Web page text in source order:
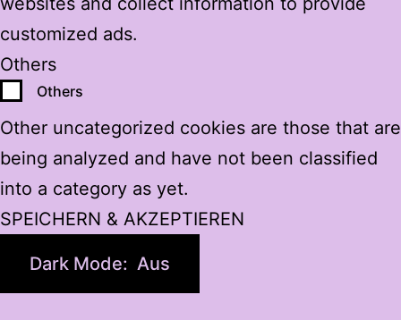
customized ads.
Others
Others
Other uncategorized cookies are those that are
being analyzed and have not been classified
into a category as yet.
SPEICHERN & AKZEPTIEREN
Dark Mode: